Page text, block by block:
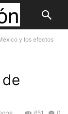
y los efectos